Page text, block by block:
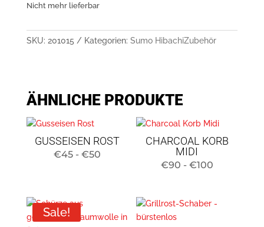
Nicht mehr lieferbar
SKU: 201015 Kategorien: Sumo HibachiZubehör
ÄHNLICHE PRODUKTE
GUSSEISEN ROST
€45 - €50Preisspanne:
Euro
CHARCOAL KORB
MIDI
€90 - €100
Sale!